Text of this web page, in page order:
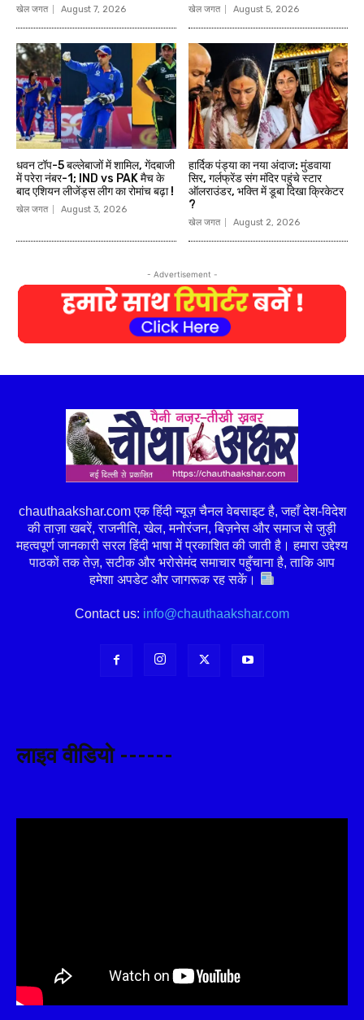
खेल जगत August 7, 2026 खेल जगत August 5, 2026
धवन टॉप-5 बल्लेबाजों में शामिल, गेंदबाजी
में परेरा नंबर-1; IND vs PAK मैच के
बाद एशियन लीजेंड्स लीग का रोमांच बढ़ा !
खेल जगत August 3, 2026
हार्दिक पंड्या का नया अंदाज: मुंडवाया
सिर, गर्लफ्रेंड संग मंदिर पहुंचे स्टार
ऑलराउंडर, भक्ति में डूबा दिखा क्रिकेटर
?
खेल जगत August 2, 2026
- Advertisement -
chauthaakshar.com एक हिंदी न्यूज़ चैनल वेबसाइट है, जहाँ देश-विदेश
की ताज़ा खबरें, राजनीति, खेल, मनोरंजन, बिज़नेस और समाज से जुड़ी
महत्वपूर्ण जानकारी सरल हिंदी भाषा में प्रकाशित की जाती है। हमारा उद्देश्य
पाठकों तक तेज़, सटीक और भरोसेमंद समाचार पहुँचाना है, ताकि आप
हमेशा अपडेट और जागरूक रह सकें।
Contact us: info@chauthaakshar.com
लाइव वीडियो ------